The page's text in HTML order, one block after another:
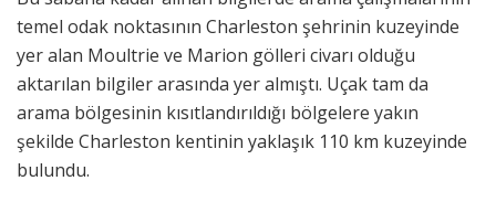
temel odak noktasının Charleston şehrinin kuzeyinde
yer alan Moultrie ve Marion gölleri civarı olduğu
aktarılan bilgiler arasında yer almıştı. Uçak tam da
arama bölgesinin kısıtlandırıldığı bölgelere yakın
şekilde Charleston kentinin yaklaşık 110 km kuzeyinde
bulundu.